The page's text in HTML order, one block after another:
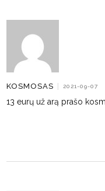
KOSMOSAS | 2021-09-07
13 eurų už arą prašo